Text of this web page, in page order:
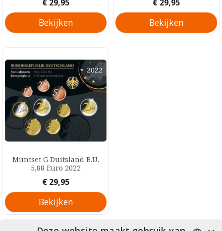
€ 29,95
Bekijken
€ 29,95
Bekijken
Muntset G Duitsland B.U.
5,88 Euro 2022
Prijs
€ 29,95
Bekijken